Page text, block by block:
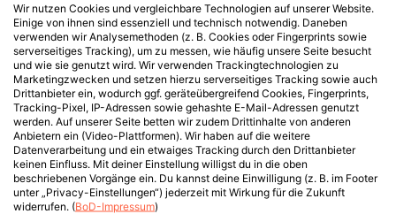
Wir nutzen Cookies und vergleichbare Technologien auf unserer Website.
Einige von ihnen sind essenziell und technisch notwendig. Daneben
verwenden wir Analysemethoden (z. B. Cookies oder Fingerprints sowie
serverseitiges Tracking), um zu messen, wie häufig unsere Seite besucht
und wie sie genutzt wird. Wir verwenden Trackingtechnologien zu
Marketingzwecken und setzen hierzu serverseitiges Tracking sowie auch
Drittanbieter ein, wodurch ggf. geräteübergreifend Cookies, Fingerprints,
Tracking-Pixel, IP-Adressen sowie gehashte E-Mail-Adressen genutzt
werden. Auf unserer Seite betten wir zudem Drittinhalte von anderen
Anbietern ein (Video-Plattformen). Wir haben auf die weitere
Datenverarbeitung und ein etwaiges Tracking durch den Drittanbieter
keinen Einfluss. Mit deiner Einstellung willigst du in die oben
beschriebenen Vorgänge ein. Du kannst deine Einwilligung (z. B. im Footer
unter „Privacy-Einstellungen“) jederzeit mit Wirkung für die Zukunft
widerrufen. (BoD-Impressum)